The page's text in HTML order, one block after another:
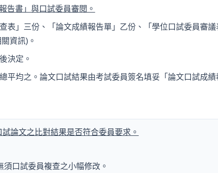
告書」與口試委員審閱。
表」三份、「論文成績報告單」乙份、「學位口試委員審
資訊)。
決定。
平均之。論文口試結果由考試委員簽名填妥「論文口試成
論文之比對結果是否符合委員要求。
口試委員複查之小幅修改。